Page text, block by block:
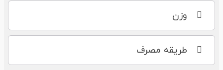
وزن
طریقه مصرف